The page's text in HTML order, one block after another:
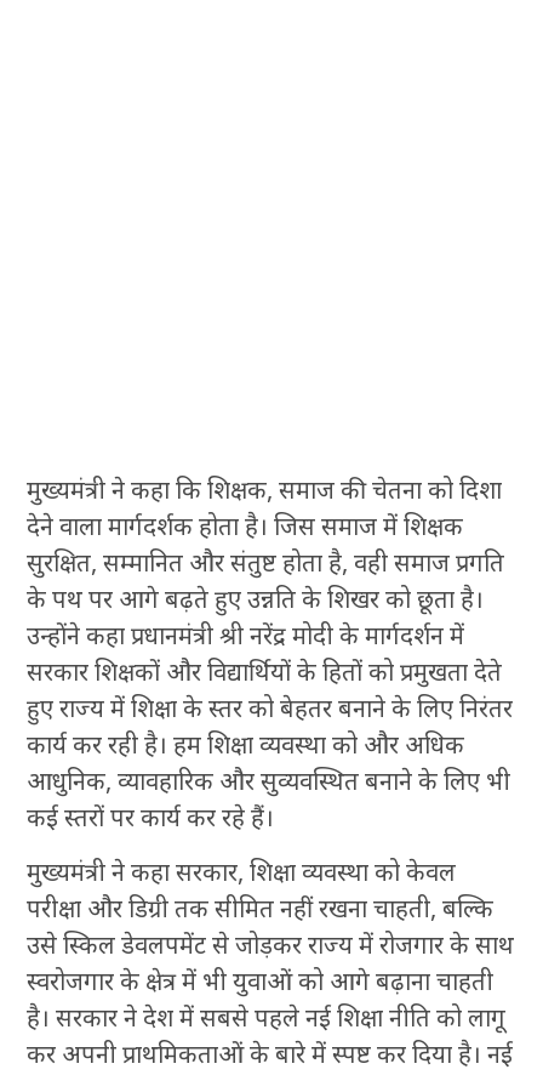
मुख्यमंत्री ने कहा कि शिक्षक, समाज की चेतना को दिशा
देने वाला मार्गदर्शक होता है। जिस समाज में शिक्षक
सुरक्षित, सम्मानित और संतुष्ट होता है, वही समाज प्रगति
के पथ पर आगे बढ़ते हुए उन्नति के शिखर को छूता है।
उन्होंने कहा प्रधानमंत्री श्री नरेंद्र मोदी के मार्गदर्शन में
सरकार शिक्षकों और विद्यार्थियों के हितों को प्रमुखता देते
हुए राज्य में शिक्षा के स्तर को बेहतर बनाने के लिए निरंतर
कार्य कर रही है। हम शिक्षा व्यवस्था को और अधिक
आधुनिक, व्यावहारिक और सुव्यवस्थित बनाने के लिए भी
कई स्तरों पर कार्य कर रहे हैं।
मुख्यमंत्री ने कहा सरकार, शिक्षा व्यवस्था को केवल
परीक्षा और डिग्री तक सीमित नहीं रखना चाहती, बल्कि
उसे स्किल डेवलपमेंट से जोड़कर राज्य में रोजगार के साथ
स्वरोजगार के क्षेत्र में भी युवाओं को आगे बढ़ाना चाहती
है। सरकार ने देश में सबसे पहले नई शिक्षा नीति को लागू
कर अपनी प्राथमिकताओं के बारे में स्पष्ट कर दिया है। नई